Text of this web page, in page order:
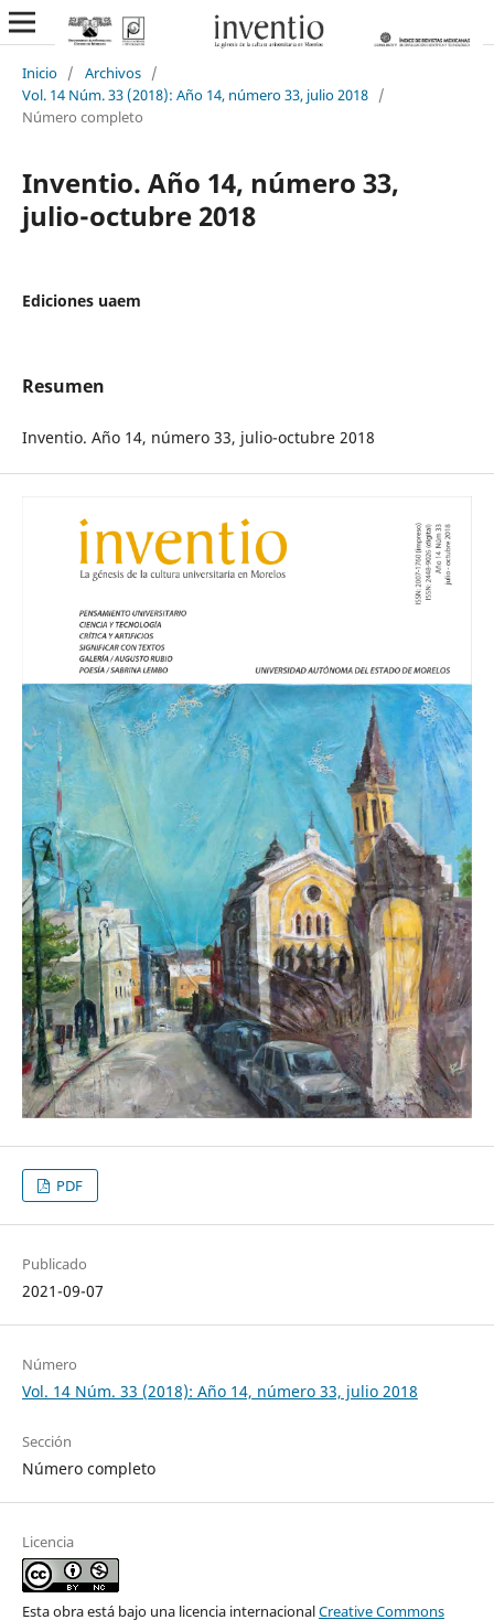
Inicio / Archivos /
Vol. 14 Núm. 33 (2018): Año 14, número 33, julio 2018 /
Número completo
Inventio. Año 14, número 33,
julio-octubre 2018
Ediciones uaem
Resumen
Inventio. Año 14, número 33, julio-octubre 2018
PDF
Publicado
2021-09-07
Número
Vol. 14 Núm. 33 (2018): Año 14, número 33, julio 2018
Sección
Número completo
Licencia
Esta obra está bajo una licencia internacionalCreative Commons